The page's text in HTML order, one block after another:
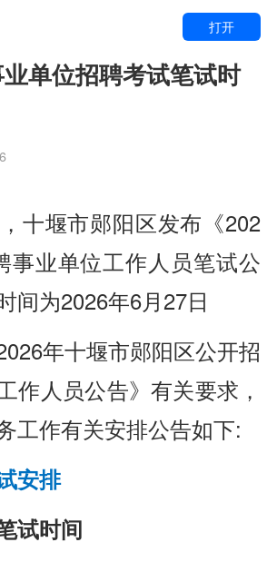
打开
单位招聘考试笔试时
十堰市郧阳区发布《202
事业单位工作人员笔试公
间为2026年6月27日
年十堰市郧阳区公开招
作人员公告》有关要求，
工作有关安排公告如下:
安排
试时间